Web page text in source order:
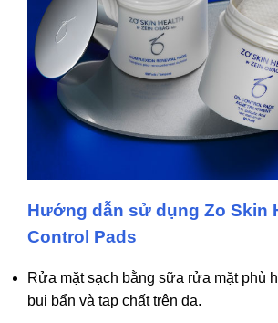
Hướng dẫn sử dụng Zo Skin
Control Pads
Rửa mặt sạch bằng sữa rửa mặt phù
bụi bẩn và tạp chất trên da.